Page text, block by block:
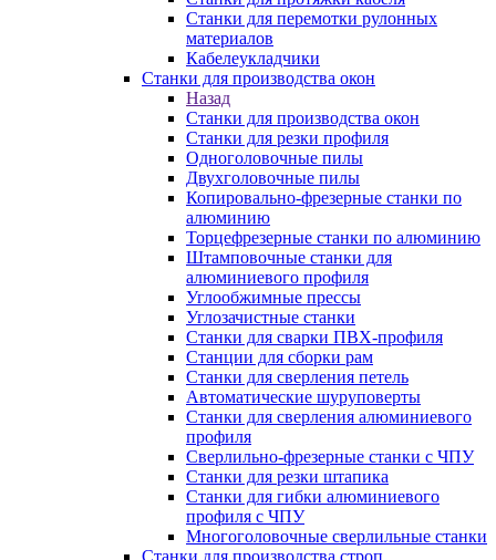
Станки для перемотки рулонных
материалов
Кабелеукладчики
Станки для производства окон
Назад
Станки для производства окон
Станки для резки профиля
Одноголовочные пилы
Двухголовочные пилы
Копировально-фрезерные станки по
алюминию
Торцефрезерные станки по алюминию
Штамповочные станки для
алюминиевого профиля
Углообжимные прессы
Углозачистные станки
Станки для сварки ПВХ-профиля
Станции для сборки рам
Станки для сверления петель
Автоматические шуруповерты
Станки для сверления алюминиевого
профиля
Сверлильно-фрезерные станки с ЧПУ
Станки для резки штапика
Станки для гибки алюминиевого
профиля с ЧПУ
Многоголовочные сверлильные станки
Станки для производства строп